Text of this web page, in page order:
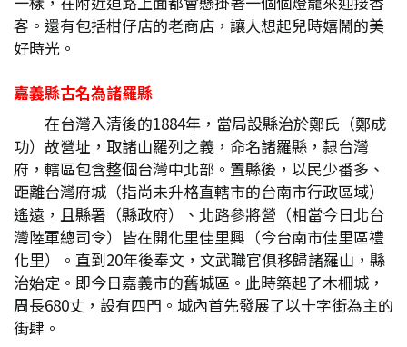
客。還有包括柑仔店的老商店，讓人想起兒時嬉鬧的美
好時光。
嘉義縣古名為諸羅縣
在台灣入清後的1884年，當局設縣治於鄭氏（鄭成
功）故營址，取諸山羅列之義，命名諸羅縣，隸台灣
府，轄區包含整個台灣中北部。置縣後，以民少番多、
距離台灣府城（指尚未升格直轄市的台南市行政區域）
遙遠，且縣署（縣政府）、北路參將營（相當今日北台
灣陸軍總司令）皆在開化里佳里興（今台南市佳里區禮
化里）。直到20年後奉文，文武職官俱移歸諸羅山，縣
治始定。即今日嘉義市的舊城區。此時築起了木柵城，
周長680丈，設有四門。城內首先發展了以十字街為主的
街肆。